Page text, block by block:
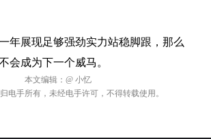
年展现足够强劲实力站稳脚跟，那么
会成为下一个威马。
本文编辑： @ 小忆
电手所有，未经电手许可，不得转载使用。